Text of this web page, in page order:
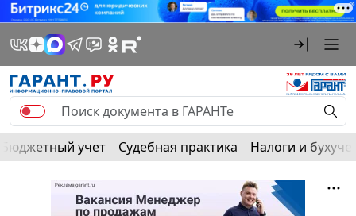
Бюджетный учет Судебная практика Налоги и